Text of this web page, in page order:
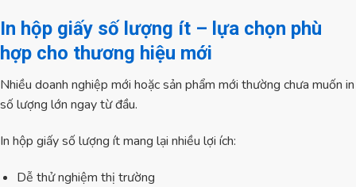
In hộp giấy số lượng ít – lựa chọn phù
hợp cho thương hiệu mới
Nhiều doanh nghiệp mới hoặc sản phẩm mới thường chưa muốn in
số lượng lớn ngay từ đầu.
In hộp giấy số lượng ít mang lại nhiều lợi ích:
Dễ thử nghiệm thị trường